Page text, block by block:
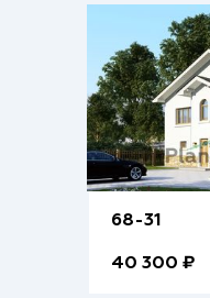
68-31
40 300 ₽